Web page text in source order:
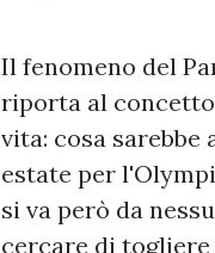
Il fenomeno del
riporta al
vita: cosa sarebbe
estate per
si va però da
cercare di togliere